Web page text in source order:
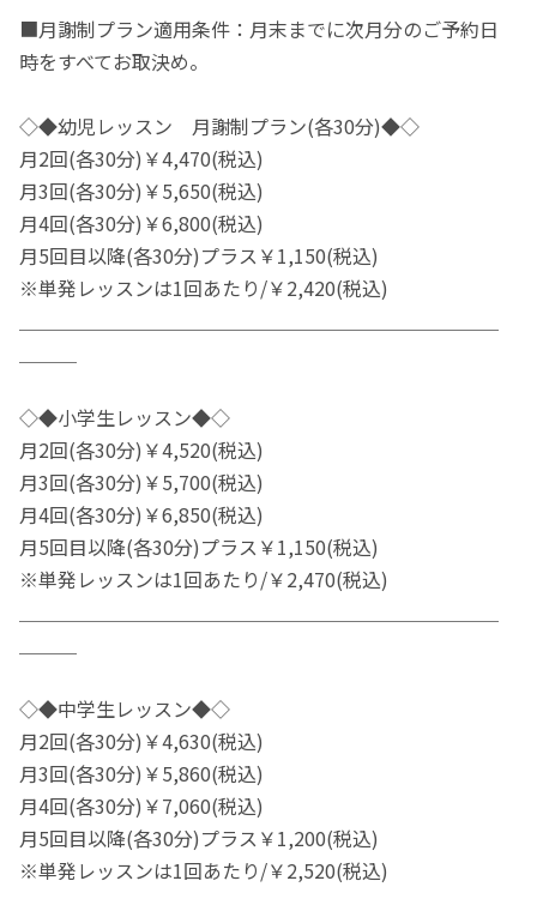
■月謝制プラン適用条件：月末までに次月分のご予約日
時をすべてお取決め。
◇◆幼児レッスン 月謝制プラン(各30分)◆◇
月2回(各30分)￥4,470(税込)
月3回(各30分)￥5,650(税込)
月4回(各30分)￥6,800(税込)
月5回目以降(各30分)プラス￥1,150(税込)
※単発レッスンは1回あたり/￥2,420(税込)
◇◆小学生レッスン◆◇
月2回(各30分)￥4,520(税込)
月3回(各30分)￥5,700(税込)
月4回(各30分)￥6,850(税込)
月5回目以降(各30分)プラス￥1,150(税込)
※単発レッスンは1回あたり/￥2,470(税込)
◇◆中学生レッスン◆◇
月2回(各30分)￥4,630(税込)
月3回(各30分)￥5,860(税込)
月4回(各30分)￥7,060(税込)
月5回目以降(各30分)プラス￥1,200(税込)
※単発レッスンは1回あたり/￥2,520(税込)